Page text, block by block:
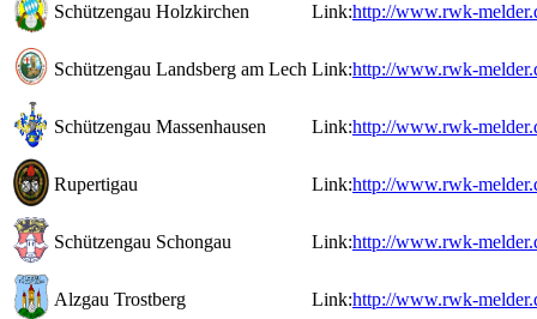
Schützengau Holzkirchen Link:http://www.rwk-
Schützengau Landsberg am Lech Link:http://www.rwk-
Schützengau Massenhausen Link:http://www.rwk-
Rupertigau Link:http://www.rwk-
Schützengau Schongau Link:http://www.rwk-
Alzgau Trostberg Link:http://www.rwk-